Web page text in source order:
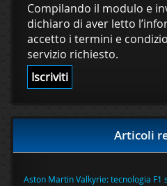
Compilando il modulo e
dichiaro di aver letto
accetto i termini e
servizio richiesto.
Articoli
Aston Martin Valkyrie: tecnologia F1